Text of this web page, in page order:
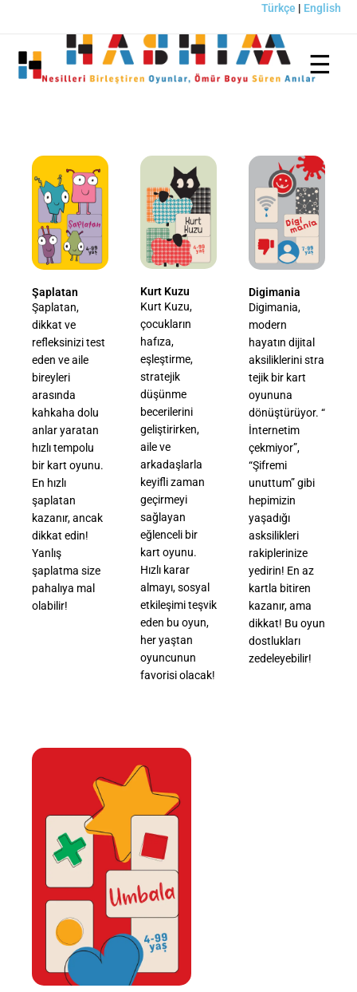
Türkçe | English
Şaplatan
Şaplatan,
dikkat ve
refleksinizi test
eden ve aile
bireyleri
arasında
kahkaha dolu
anlar yaratan
hızlı tempolu
bir kart oyunu.
En hızlı
şaplatan
kazanır, ancak
dikkat edin!
Yanlış
şaplatma size
pahalıya mal
olabilir!
Kurt Kuzu
Kurt Kuzu,
çocukların
hafıza,
eşleştirme,
stratejik
düşünme
becerilerini
geliştirirken,
aile ve
arkadaşlarla
keyifli zaman
geçirmeyi
sağlayan
eğlenceli bir
kart oyunu.
Hızlı karar
almayı, sosyal
etkileşimi teşvik
eden bu oyun,
her yaştan
oyuncunun
favorisi olacak!
Digimania
Digimania,
modern
hayatın dijital
aksiliklerini stra
tejik bir kart
oyununa
dönüştürüyor. “
İnternetim
çekmiyor”,
“Şifremi
unuttum” gibi
hepimizin
yaşadığı
asksilikleri
rakiplerinize
yedirin! En az
kartla bitiren
kazanır, ama
dikkat! Bu oyun
dostlukları
zedeleyebilir!